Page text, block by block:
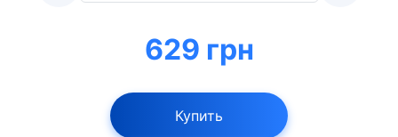
629 грн
Купить